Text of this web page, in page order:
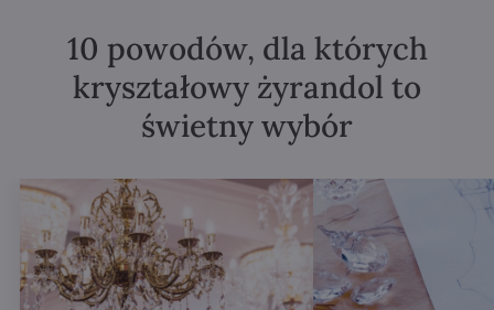
10 powodów, dla których
kryształowy żyrandol to
świetny wybór